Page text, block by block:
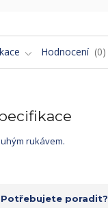
Hodnocení 0
rukávem.
Potřebujete poradit?